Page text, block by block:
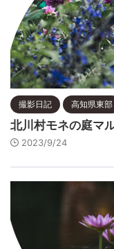
撮影日記 高知県東部
北川村モネの庭マ
2023/9/24